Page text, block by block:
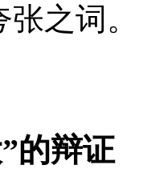
之词。
的辩证